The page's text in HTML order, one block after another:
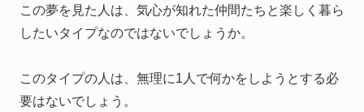
この夢を見た人は、気心が知れた仲間たちと楽しく暮ら
したいタイプなのではないでしょうか。
このタイプの人は、無理に1人で何かをしようとする必
要はないでしょう。